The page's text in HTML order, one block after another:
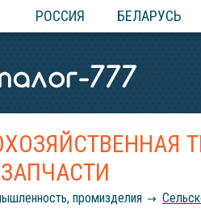
РОССИЯ БЕЛАРУСЬ
промизделия